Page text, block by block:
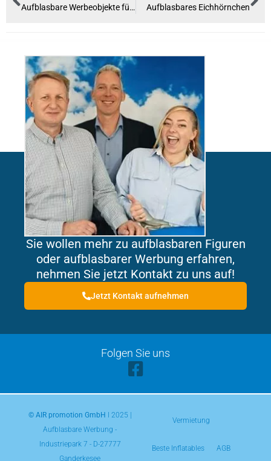
Aufblasbare Werbeobjekte für die EHC Eisbären Berlin
Aufblasbares Eichhörnchen
Sie wollen mehr zu aufblasbaren Figuren
oder aufblasbarer Werbung erfahren,
nehmen Sie jetzt Kontakt zu uns auf!
Jetzt Kontakt aufnehmen
Folgen Sie uns
© AIR promotion GmbH l 2025 |
Aufblasbare Werbung -
Industriepark 7 - D-27777
Ganderkesee
Vermietung
Beste Inflatables AGB